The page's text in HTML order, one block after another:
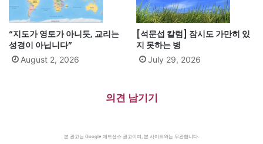
“지도가 영토가 아니듯, 교리는
성경이 아닙니다”
August 2, 2026
[석문섭 칼럼] 잠시도 가만히 있
지 못하는 병
July 29, 2026
의견 남기기
본 광고는 Google 애드센스 광고이며, 본 사이트와는 무관합니다.